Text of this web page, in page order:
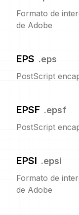
Formato de
de Adobe
EPS .eps
PostScript
EPSF .epsf
PostScript
EPSI .epsi
Formato de
de Adobe